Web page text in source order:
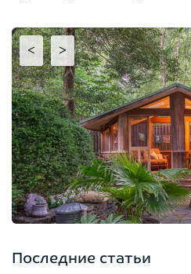
< >
Последние статьи